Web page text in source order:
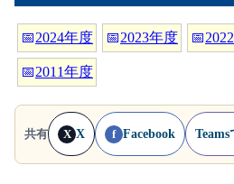
📅2024年度 📅2023年度 📅
📅2011年度
共有 X X f Facebook